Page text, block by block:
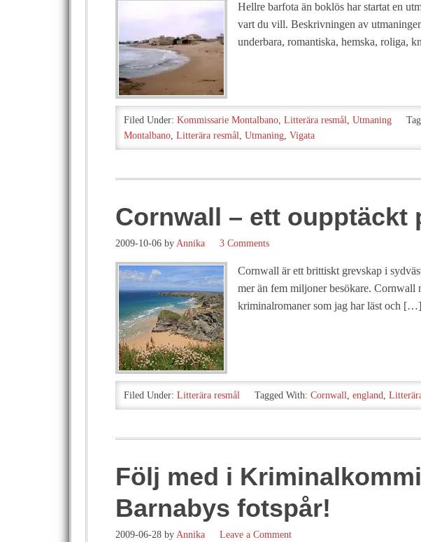
Hellre barfota än boklös har startat en
vart du vill. Beskrivningen av
underbara, romantiska, hemska, roliga,
Filed Under: Kommissarie Montalbano, Litterära resmål, Utmaning
Montalbano, Litterära resmål, Utmaning, Vigata
Cornwall – ett oupptäckt
2009-10-06 by Annika 3 Comments
Cornwall är ett brittiskt grevskap i
mer än fem miljoner besökare. Cornwall
kriminalromaner som jag har läst och […]
Filed Under: Litterära resmål Tagged With: Cornwall, england,
Följ med i
Barnabys fotspår!
2009-06-28 by Annika Leave a Comment